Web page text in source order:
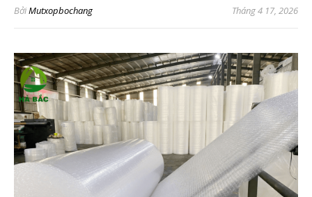
BởiMutxopbochang Tháng 4 17, 2026